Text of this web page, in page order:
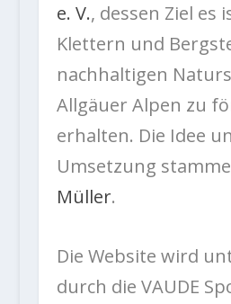
e. V., dessen Ziel es
Klettern und
nachhaltigen
Allgäuer Alpen zu
erhalten. Die Idee
Umsetzung
Müller.
Die Website wird
durch die VAUDE